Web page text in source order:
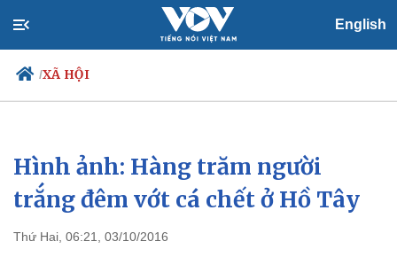
English
/XÃ HỘI
Chính trị
Đảng
Tổ chức nhân sự
Nhận diện sự thật
Xã hội
Tin 24h
Dự báo thời tiết
Hình ảnh: Hàng trăm người
trắng đêm vớt cá chết ở Hồ Tây
Thứ Hai, 06:21, 03/10/2016